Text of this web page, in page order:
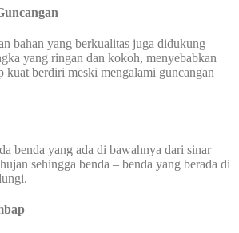
bahan yang berkualitas juga didukung
yang ringan dan kokoh, menyebabkan
kuat berdiri meski mengalami guncangan
benda yang ada di bawahnya dari sinar
sehingga benda – benda yang berada di